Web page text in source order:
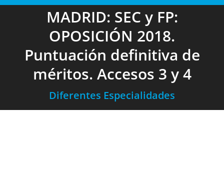
MADRID: SEC y FP:
OPOSICIÓN 2018.
Puntuación definitiva de
méritos. Accesos 3 y 4
Diferentes Especialidades